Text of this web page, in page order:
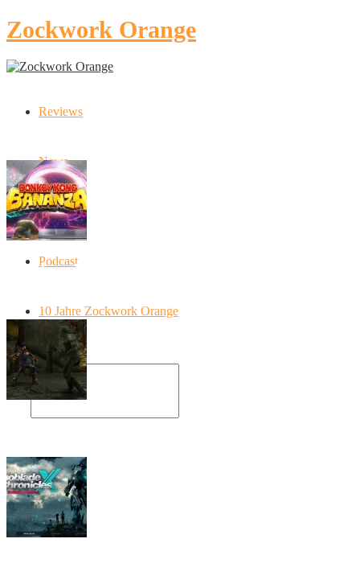
Zockwork Orange
Reviews
News
Artikel
Podcast
10 Jahre Zockwork Orange
Donkey Kong Bananza: “Ich mache alles